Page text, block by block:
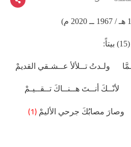
ولـدتُ تــلألأ عــشـقي القديمْ
أنــتَ هــنــاكَ تــقــيـمْ
مصابُكَ جرحي الأليمْ (1)